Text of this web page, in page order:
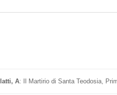
A: Il Martirio di Santa Teodosia,